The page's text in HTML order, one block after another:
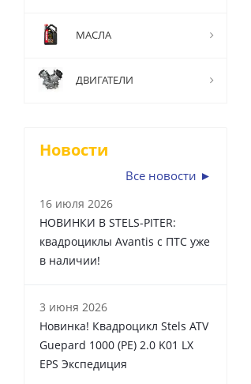
МАСЛА
ДВИГАТЕЛИ
Новости
Все новости ►
16 июля 2026
НОВИНКИ В STELS-PITER:
квадроциклы Avantis с ПТС уже
в наличии!
3 июня 2026
Новинка! Квадроцикл Stels ATV
Guepard 1000 (PE) 2.0 K01 LX
EPS Экспедиция